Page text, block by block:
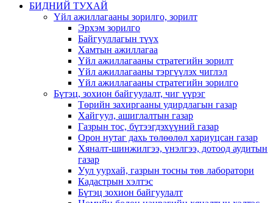
БИДНИЙ ТУХАЙ
Үйл ажиллагааны зорилго, зорилт
Эрхэм зорилго
Байгууллагын түүх
Хамтын ажиллагаа
Үйл ажиллагааны стратегийн зорилт
Үйл ажиллагааны тэргүүлэх чиглэл
Үйл ажиллагааны стратегийн зорилго
Бүтэц, зохион байгуулалт, чиг үүрэг
Төрийн захиргааны удирдлагын газар
Хайгуул, ашиглалтын газар
Газрын тос, бүтээгдэхүүний газар
Орон нутаг дахь төлөөлөл хариуцсан газар
Хяналт-шинжилгээ, үнэлгээ, дотоод аудитын
газар
Уул уурхай, газрын тосны төв лаборатори
Кадастрын хэлтэс
Бүтэц зохион байгуулалт